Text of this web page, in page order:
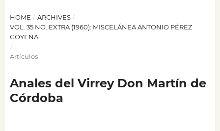
HOME / ARCHIVES /
VOL. 35 NO. EXTRA (1960): MISCELÁNEA ANTONIO PÉREZ
GOYENA
/
Artículos
Anales del Virrey Don Martín de
Córdoba